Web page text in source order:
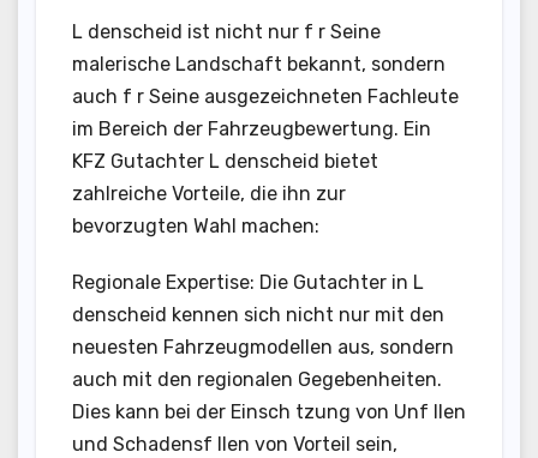
L denscheid ist nicht nur f r Seine
malerische Landschaft bekannt, sondern
auch f r Seine ausgezeichneten Fachleute
im Bereich der Fahrzeugbewertung. Ein
KFZ Gutachter L denscheid bietet
zahlreiche Vorteile, die ihn zur
bevorzugten Wahl machen:
Regionale Expertise: Die Gutachter in L
denscheid kennen sich nicht nur mit den
neuesten Fahrzeugmodellen aus, sondern
auch mit den regionalen Gegebenheiten.
Dies kann bei der Einsch tzung von Unf llen
und Schadensf llen von Vorteil sein,